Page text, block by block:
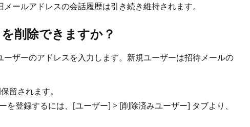
ールアドレスの会話履歴は引き続き維持されます。
削除できますか？
ザーのアドレスを入力します。新規ユーザーは招待メールの
留されます。
登録するには、[ユーザー] > [削除済みユーザー] タブより、